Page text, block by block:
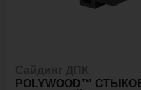
POLYWOOD™